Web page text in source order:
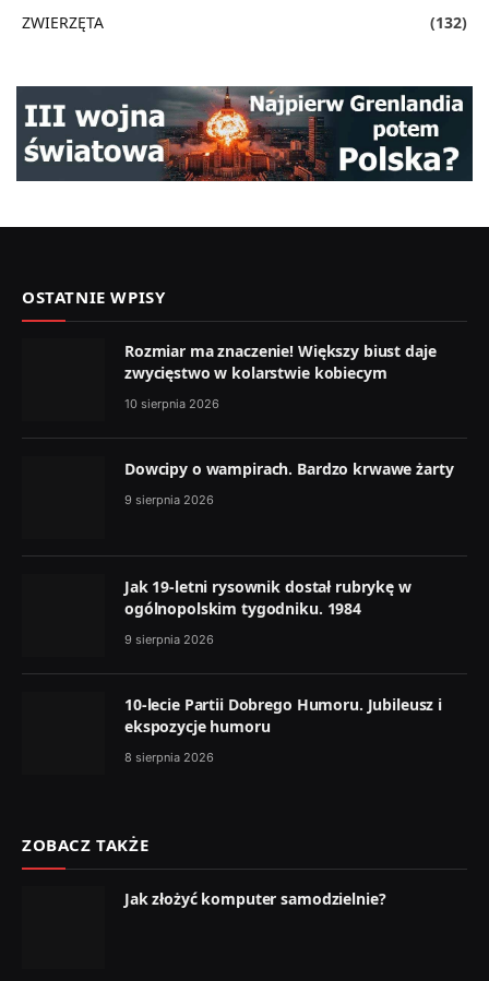
ZWIERZĘTA
(132)
OSTATNIE WPISY
Rozmiar ma znaczenie! Większy biust daje
zwycięstwo w kolarstwie kobiecym
10 sierpnia 2026
Dowcipy o wampirach. Bardzo krwawe żarty
9 sierpnia 2026
Jak 19-letni rysownik dostał rubrykę w
ogólnopolskim tygodniku. 1984
9 sierpnia 2026
10-lecie Partii Dobrego Humoru. Jubileusz i
ekspozycje humoru
8 sierpnia 2026
ZOBACZ TAKŻE
Jak złożyć komputer samodzielnie?